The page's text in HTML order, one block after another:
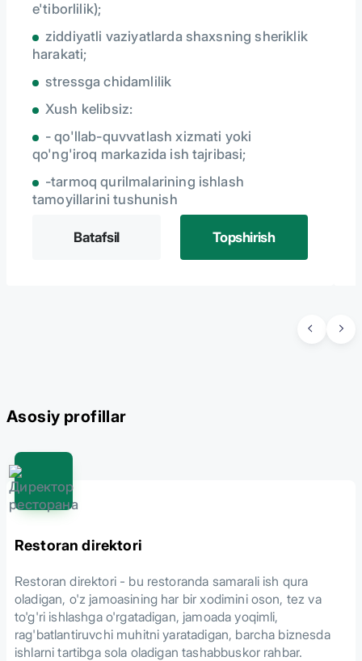
e'tiborlilik);
ziddiyatli vaziyatlarda shaxsning sheriklik
harakati;
stressga chidamlilik
Xush kelibsiz:
- qo'llab-quvvatlash xizmati yoki
qo'ng'iroq markazida ish tajribasi;
-tarmoq qurilmalarining ishlash
tamoyillarini tushunish
Batafsil Topshirish
Asosiy profillar
Restoran direktori
Restoran direktori - bu restoranda samarali ish qura
oladigan, o'z jamoasining har bir xodimini oson, tez va
to'g'ri ishlashga o'rgatadigan, jamoada yoqimli,
rag'batlantiruvchi muhitni yaratadigan, barcha biznesda
ishlarni tartibga sola oladigan tashabbuskor rahbar.